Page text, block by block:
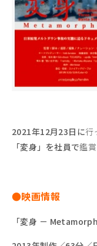
2021年12月23日に行
「変身」を社員で鑑
●映画情報
「変身 －